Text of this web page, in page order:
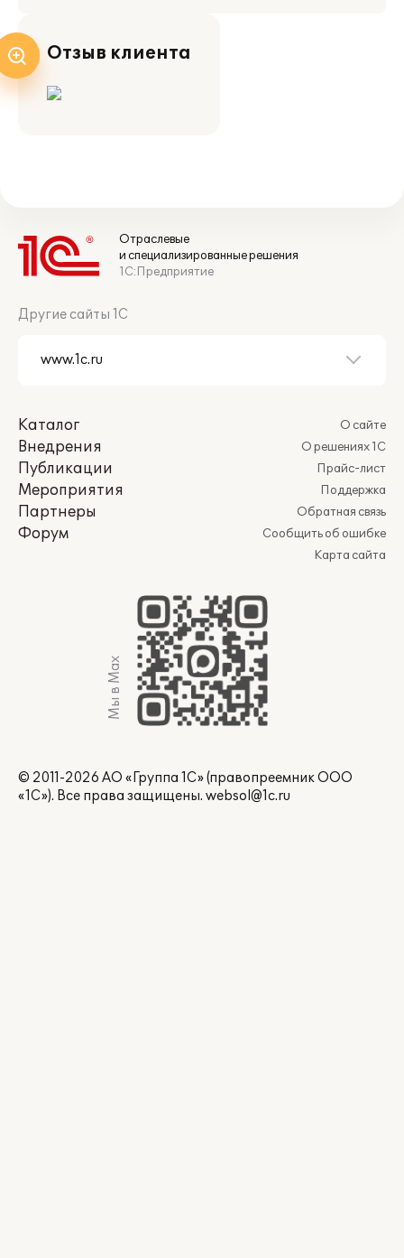
Отзыв клиента
Отраслевые
и специализированные решения
1С:Предприятие
Другие сайты 1С
Каталог
Внедрения
Публикации
Мероприятия
Партнеры
Форум
О сайте
О решениях 1С
Прайс-лист
Поддержка
Обратная связь
Сообщить об ошибке
Карта сайта
Мы в Max
© 2011-2026 АО «Группа 1С» (правопреемник ООО
«1С»). Все права защищены. websol@1c.ru